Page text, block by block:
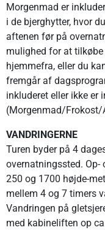
Morgenmad er
i de bjerghytter, hvor
aftenen før på
mulighed for at
hjemmefra, eller du
fremgår af
inkluderet eller ikke er
(Morgenmad/
VANDRINGERNE
Turen byder på 4
overnatningssted. Op-
250 og 1700 højde-
mellem 4 og 7 timers
Vandringen på
med kabineliften op